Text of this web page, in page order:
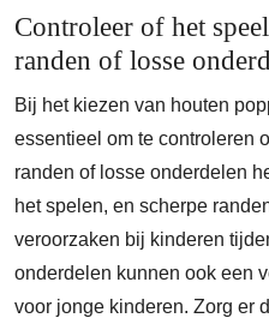
Controleer of het
randen of losse
Bij het kiezen van houten
essentieel om te controleren
randen of losse onderdelen
het spelen, en scherpe
veroorzaken bij kinderen
onderdelen kunnen ook een
voor jonge kinderen. Zorg er